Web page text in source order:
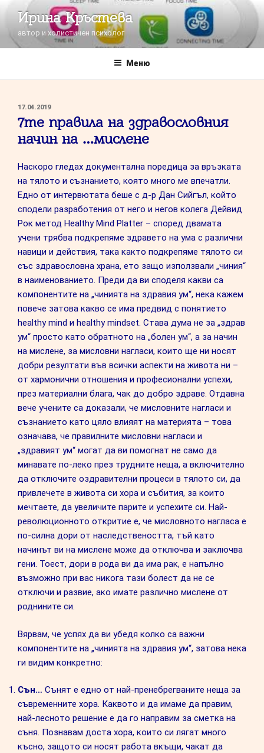
Напред
съдържанието
Ирина Кръстева
автор и холистичен психолог
Меню
ПУБЛИКУВАНО
НА
17.04.2019
7те правила на здравословния
начин на …мислене
Наскоро гледах документална поредица за връзката
на тялото и съзнанието, която много ме впечатли.
Едно от интервютата беше с д-р Дан Сийгъл, който
сподели разработения от него и негов колега Дейвид
Рок метод Healthy Mind Platter – според двамата
учени трябва подкрепяме здравето на ума с различни
навици и действия, така както подкрепяме тялото си
със здравословна храна, ето защо използвали „чиния“
в наименованието. Преди да ви споделя какви са
компонентите на „чинията на здравия ум“, нека кажем
повече затова какво се има предвид с понятието
healthy mind и healthy mindset. Става дума не за „здрав
ум“ просто като обратното на „болен ум“, а за начин
на мислене, за мисловни нагласи, които ще ни носят
добри резултати във всички аспекти на живота ни –
от хармонични отношения и професионални успехи,
през материални блага, чак до добро здраве. Отдавна
вече учените са доказали, че мисловните нагласи и
съзнанието като цяло влияят на материята – това
означава, че правилните мисловни нагласи и
„здравият ум“ могат да ви помогнат не само да
минавате по-леко през трудните неща, а включително
да отключите оздравителни процеси в тялото си, да
привлечете в живота си хора и събития, за които
мечтаете, да увеличите парите и успехите си. Най-
революционното откритие е, че мисловното нагласа е
по-силна дори от наследствеността, тъй като
начинът ви на мислене може да отключва и заключва
гени. Тоест, дори в рода ви да има рак, е напълно
възможно при вас никога тази болест да не се
отключи и развие, ако имате различно мислене от
роднините си.
Вярвам, че успях да ви убедя колко са важни
компонентите на „чинията на здравия ум“, затова нека
ги видим конкретно:
Сън… Сънят е едно от най-пренебрегваните неща за
съвременните хора. Каквото и да имаме да правим,
най-лесното решение е да го направим за сметка на
съня. Познавам доста хора, които си лягат много
късно, защото си носят работа вкъщи, чакат да